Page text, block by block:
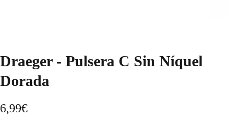
Draeger - Pulsera C Sin Níquel
Dorada
6,99€